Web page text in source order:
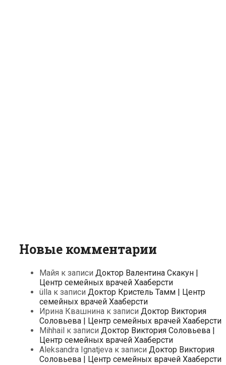
Новые комментарии
Майя к записи Доктор Валентина Скакун |
Центр семейных врачей Хааберсти
ülla к записи Доктор Кристель Тамм | Центр
семейных врачей Хааберсти
Ирина Квашнина к записи Доктор Виктория
Соловьева | Центр семейных врачей Хааберсти
Mihhail к записи Доктор Виктория Соловьева |
Центр семейных врачей Хааберсти
Aleksandra Ignatjeva к записи Доктор Виктория
Соловьева | Центр семейных врачей Хааберсти